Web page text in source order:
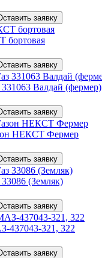
заявку
бортовая
заявку
331063 Валдай (фермер)
заявку
НЕКСТ Фермер
заявку
(Земляк)
заявку
437043-321, 322
заявку